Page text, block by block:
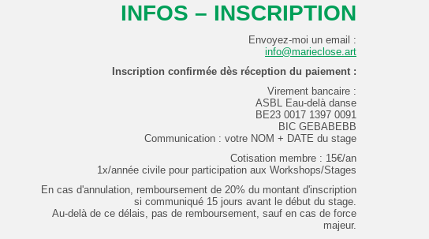
INFOS – INSCRIPTION
Envoyez-moi un email :
info@marieclose.art
Inscription confirmée dès réception du paiement :
Virement bancaire :
ASBL Eau-delà danse
BE23 0017 1397 0091
BIC GEBABEBB
Communication : votre NOM + DATE du stage
Cotisation membre : 15€/an
1x/année civile pour participation aux Workshops/Stages
En cas d'annulation, remboursement de 20% du montant d'inscription
si communiqué 15 jours avant le début du stage.
Au-delà de ce délais, pas de remboursement, sauf en cas de force
majeur.